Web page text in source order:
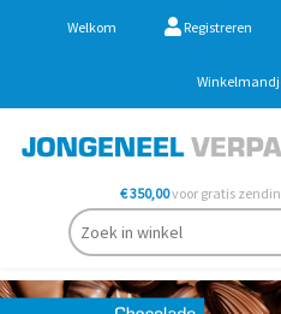
Welkom Registreren
€ 350,00voor gratis